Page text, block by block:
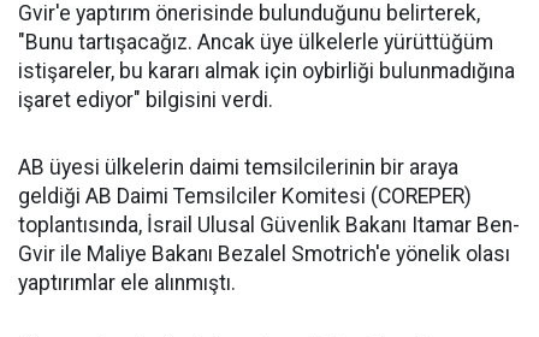
Gvir'e yaptırım önerisinde bulunduğunu belirterek,
"Bunu tartışacağız. Ancak üye ülkelerle yürüttüğüm
istişareler, bu kararı almak için oybirliği bulunmadığına
işaret ediyor" bilgisini verdi.
AB üyesi ülkelerin daimi temsilcilerinin bir araya
geldiği AB Daimi Temsilciler Komitesi (COREPER)
toplantısında, İsrail Ulusal Güvenlik Bakanı Itamar Ben-
Gvir ile Maliye Bakanı Bezalel Smotrich'e yönelik olası
yaptırımlar ele alınmıştı.